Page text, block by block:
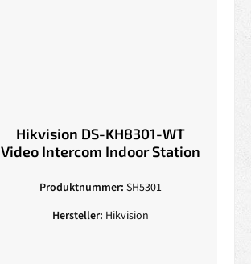
Hikvision DS-KH8301-WT
Video Intercom Indoor Station
Produktnummer: SH5301
Hersteller: Hikvision